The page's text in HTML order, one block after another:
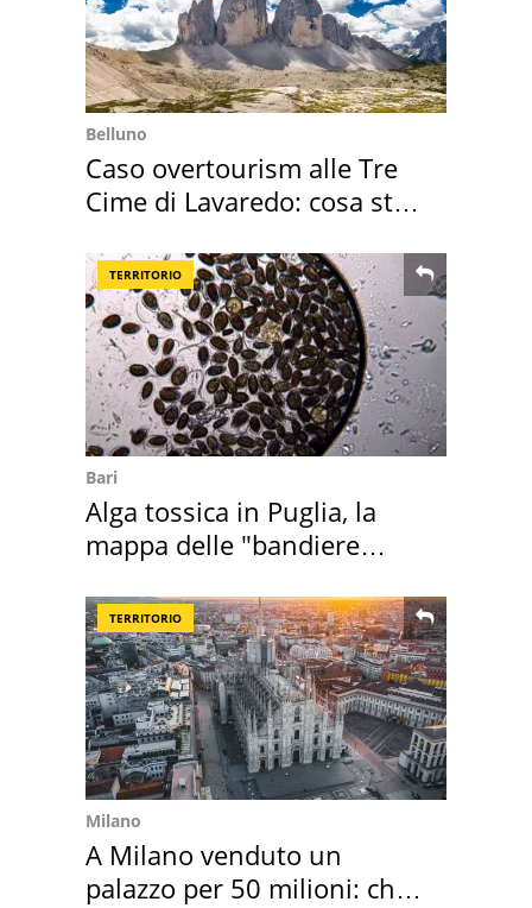
Belluno
Caso overtourism alle Tre
Cime di Lavaredo: cosa sta
TERRITORIO
Bari
Alga tossica in Puglia, la
mappa delle "bandiere
TERRITORIO
Milano
A Milano venduto un
palazzo per 50 milioni: chi